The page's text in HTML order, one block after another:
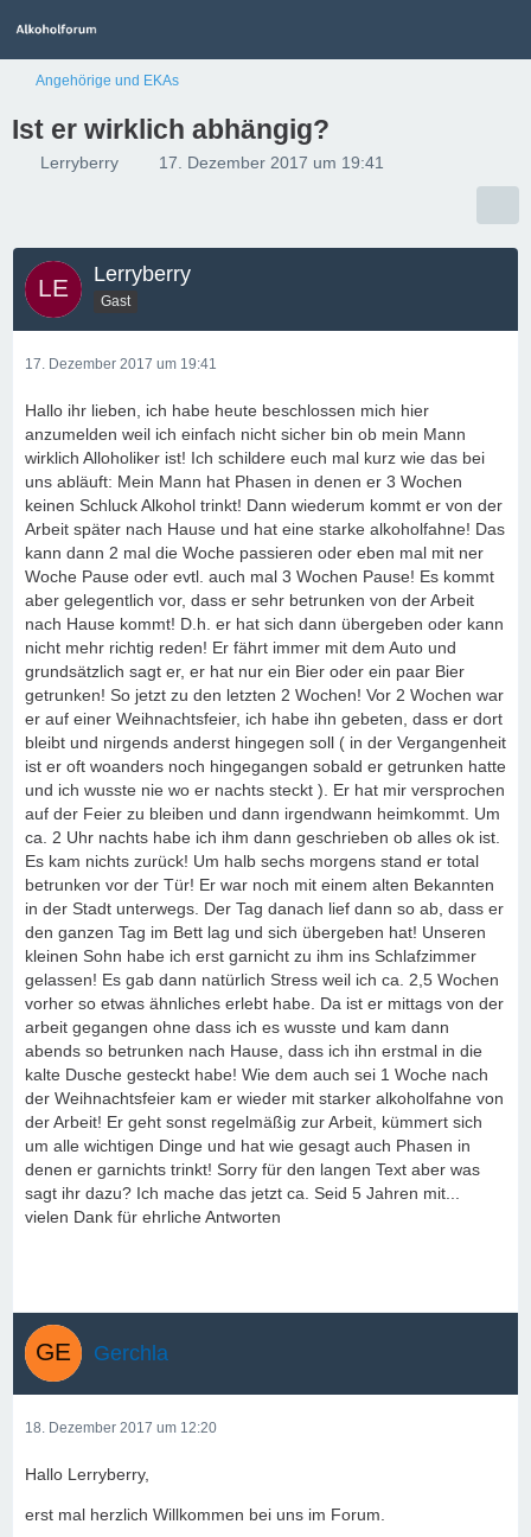
Angehörige und EKAs
Ist er wirklich abhängig?
Lerryberry 17. Dezember 2017 um 19:41
Lerryberry
Gast
17. Dezember 2017 um 19:41
Hallo ihr lieben, ich habe heute beschlossen mich hier
anzumelden weil ich einfach nicht sicher bin ob mein Mann
wirklich Alloholiker ist! Ich schildere euch mal kurz wie das bei
uns abläuft: Mein Mann hat Phasen in denen er 3 Wochen
keinen Schluck Alkohol trinkt! Dann wiederum kommt er von der
Arbeit später nach Hause und hat eine starke alkoholfahne! Das
kann dann 2 mal die Woche passieren oder eben mal mit ner
Woche Pause oder evtl. auch mal 3 Wochen Pause! Es kommt
aber gelegentlich vor, dass er sehr betrunken von der Arbeit
nach Hause kommt! D.h. er hat sich dann übergeben oder kann
nicht mehr richtig reden! Er fährt immer mit dem Auto und
grundsätzlich sagt er, er hat nur ein Bier oder ein paar Bier
getrunken! So jetzt zu den letzten 2 Wochen! Vor 2 Wochen war
er auf einer Weihnachtsfeier, ich habe ihn gebeten, dass er dort
bleibt und nirgends anderst hingegen soll ( in der Vergangenheit
ist er oft woanders noch hingegangen sobald er getrunken hatte
und ich wusste nie wo er nachts steckt ). Er hat mir versprochen
auf der Feier zu bleiben und dann irgendwann heimkommt. Um
ca. 2 Uhr nachts habe ich ihm dann geschrieben ob alles ok ist.
Es kam nichts zurück! Um halb sechs morgens stand er total
betrunken vor der Tür! Er war noch mit einem alten Bekannten
in der Stadt unterwegs. Der Tag danach lief dann so ab, dass er
den ganzen Tag im Bett lag und sich übergeben hat! Unseren
kleinen Sohn habe ich erst garnicht zu ihm ins Schlafzimmer
gelassen! Es gab dann natürlich Stress weil ich ca. 2,5 Wochen
vorher so etwas ähnliches erlebt habe. Da ist er mittags von der
arbeit gegangen ohne dass ich es wusste und kam dann
abends so betrunken nach Hause, dass ich ihn erstmal in die
kalte Dusche gesteckt habe! Wie dem auch sei 1 Woche nach
der Weihnachtsfeier kam er wieder mit starker alkoholfahne von
der Arbeit! Er geht sonst regelmäßig zur Arbeit, kümmert sich
um alle wichtigen Dinge und hat wie gesagt auch Phasen in
denen er garnichts trinkt! Sorry für den langen Text aber was
sagt ihr dazu? Ich mache das jetzt ca. Seid 5 Jahren mit...
vielen Dank für ehrliche Antworten
Gerchla
18. Dezember 2017 um 12:20
Hallo Lerryberry,
erst mal herzlich Willkommen bei uns im Forum.